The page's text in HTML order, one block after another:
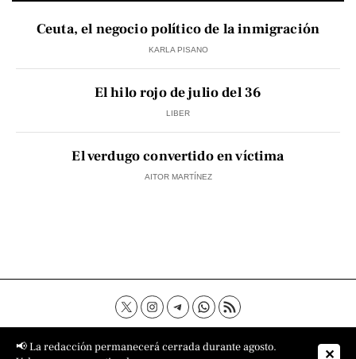
Ceuta, el negocio político de la inmigración
KARLA PISANO
El hilo rojo de julio del 36
LIBER
El verdugo convertido en víctima
AITOR MARTÍNEZ
Contacto Aviso Legal
Política de privacidad
Política de cookies
Sobre nosotros
📢 La redacción permanecerá cerrada durante agosto.
✕